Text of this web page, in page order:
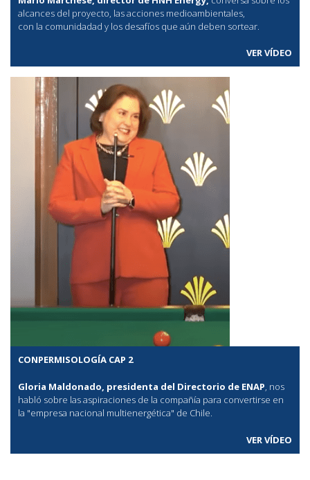
alcances del proyecto, las acciones medioambientales,
con la comunidadad y los desafíos que aún deben sortear.
VER VÍDEO
CONPERMISOLOGÍA CAP 2
Gloria Maldonado, presidenta del Directorio de ENAP, nos
habló sobre las aspiraciones de la compañía para convertirse en
la "empresa nacional multienergética" de Chile.
VER VÍDEO